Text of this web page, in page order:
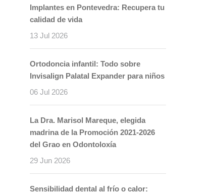
Implantes en Pontevedra: Recupera tu
calidad de vida
13 Jul 2026
Ortodoncia infantil: Todo sobre
Invisalign Palatal Expander para niños
06 Jul 2026
La Dra. Marisol Mareque, elegida
madrina de la Promoción 2021-2026
del Grao en Odontoloxía
29 Jun 2026
Sensibilidad dental al frío o calor: